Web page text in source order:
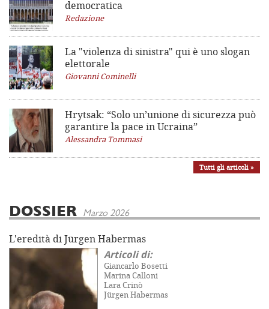
democratica
Redazione
La "violenza di sinistra" qui è uno slogan
elettorale
Giovanni Cominelli
Hrytsak: “Solo un’unione di sicurezza può
garantire la pace in Ucraina”
Alessandra Tommasi
Tutti gli articoli »
DOSSIER Marzo 2026
L'eredità di Jürgen Habermas
Articoli di:
Giancarlo Bosetti
Marina Calloni
Lara Crinò
Jürgen Habermas